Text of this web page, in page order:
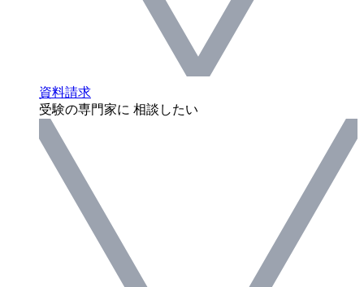
資料請求
受験の専門家に 相談したい